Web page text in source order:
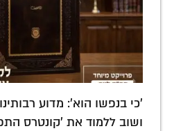
'כי בנפשו הוא': מדוע
ושוב ללמוד את 'קונטרס